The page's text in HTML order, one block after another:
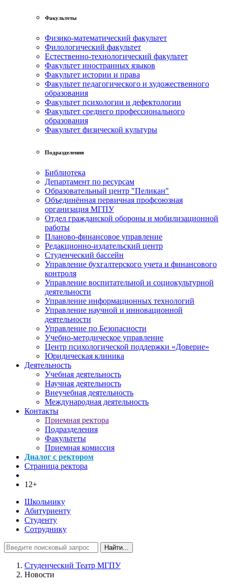
Факультеты
Физико-математический факультет
Филологический факультет
Естественно-технологический факультет
Факультет иностранных языков
Факультет истории и права
Факультет педагогического и художественного
образования
Факультет психологии и дефектологии
Факультет среднего профессионального
образования
Факультет физической культуры
Подразделения
Библиотека
Департамент по ресурсам
Образовательный центр "Пеликан"
Объединённая первичная профсоюзная
организация МГПУ
Отдел гражданской обороны и мобилизационной
работы
Планово-финансовое управление
Редакционно-издательский центр
Студенческий бассейн
Управление бухгалтерского учета и финансового
контроля
Управление воспитательной и социокультурной
деятельности
Управление информационных технологий
Управление научной и инновационной
деятельности
Управление по Безопасности
Учебно-методическое управление
Центр психологической поддержки «Доверие»
Юридическая клиника
Деятельность
Учебная деятельность
Научная деятельность
Внеучебная деятельность
Международная деятельность
Контакты
Приемная ректора
Подразделения
Факультеты
Приемная комиссия
Диалог с ректором
Страница ректора
12+
Школьнику
Абитуриенту
Студенту
Сотруднику
Найти...
Студенческий Театр МГПУ
Новости